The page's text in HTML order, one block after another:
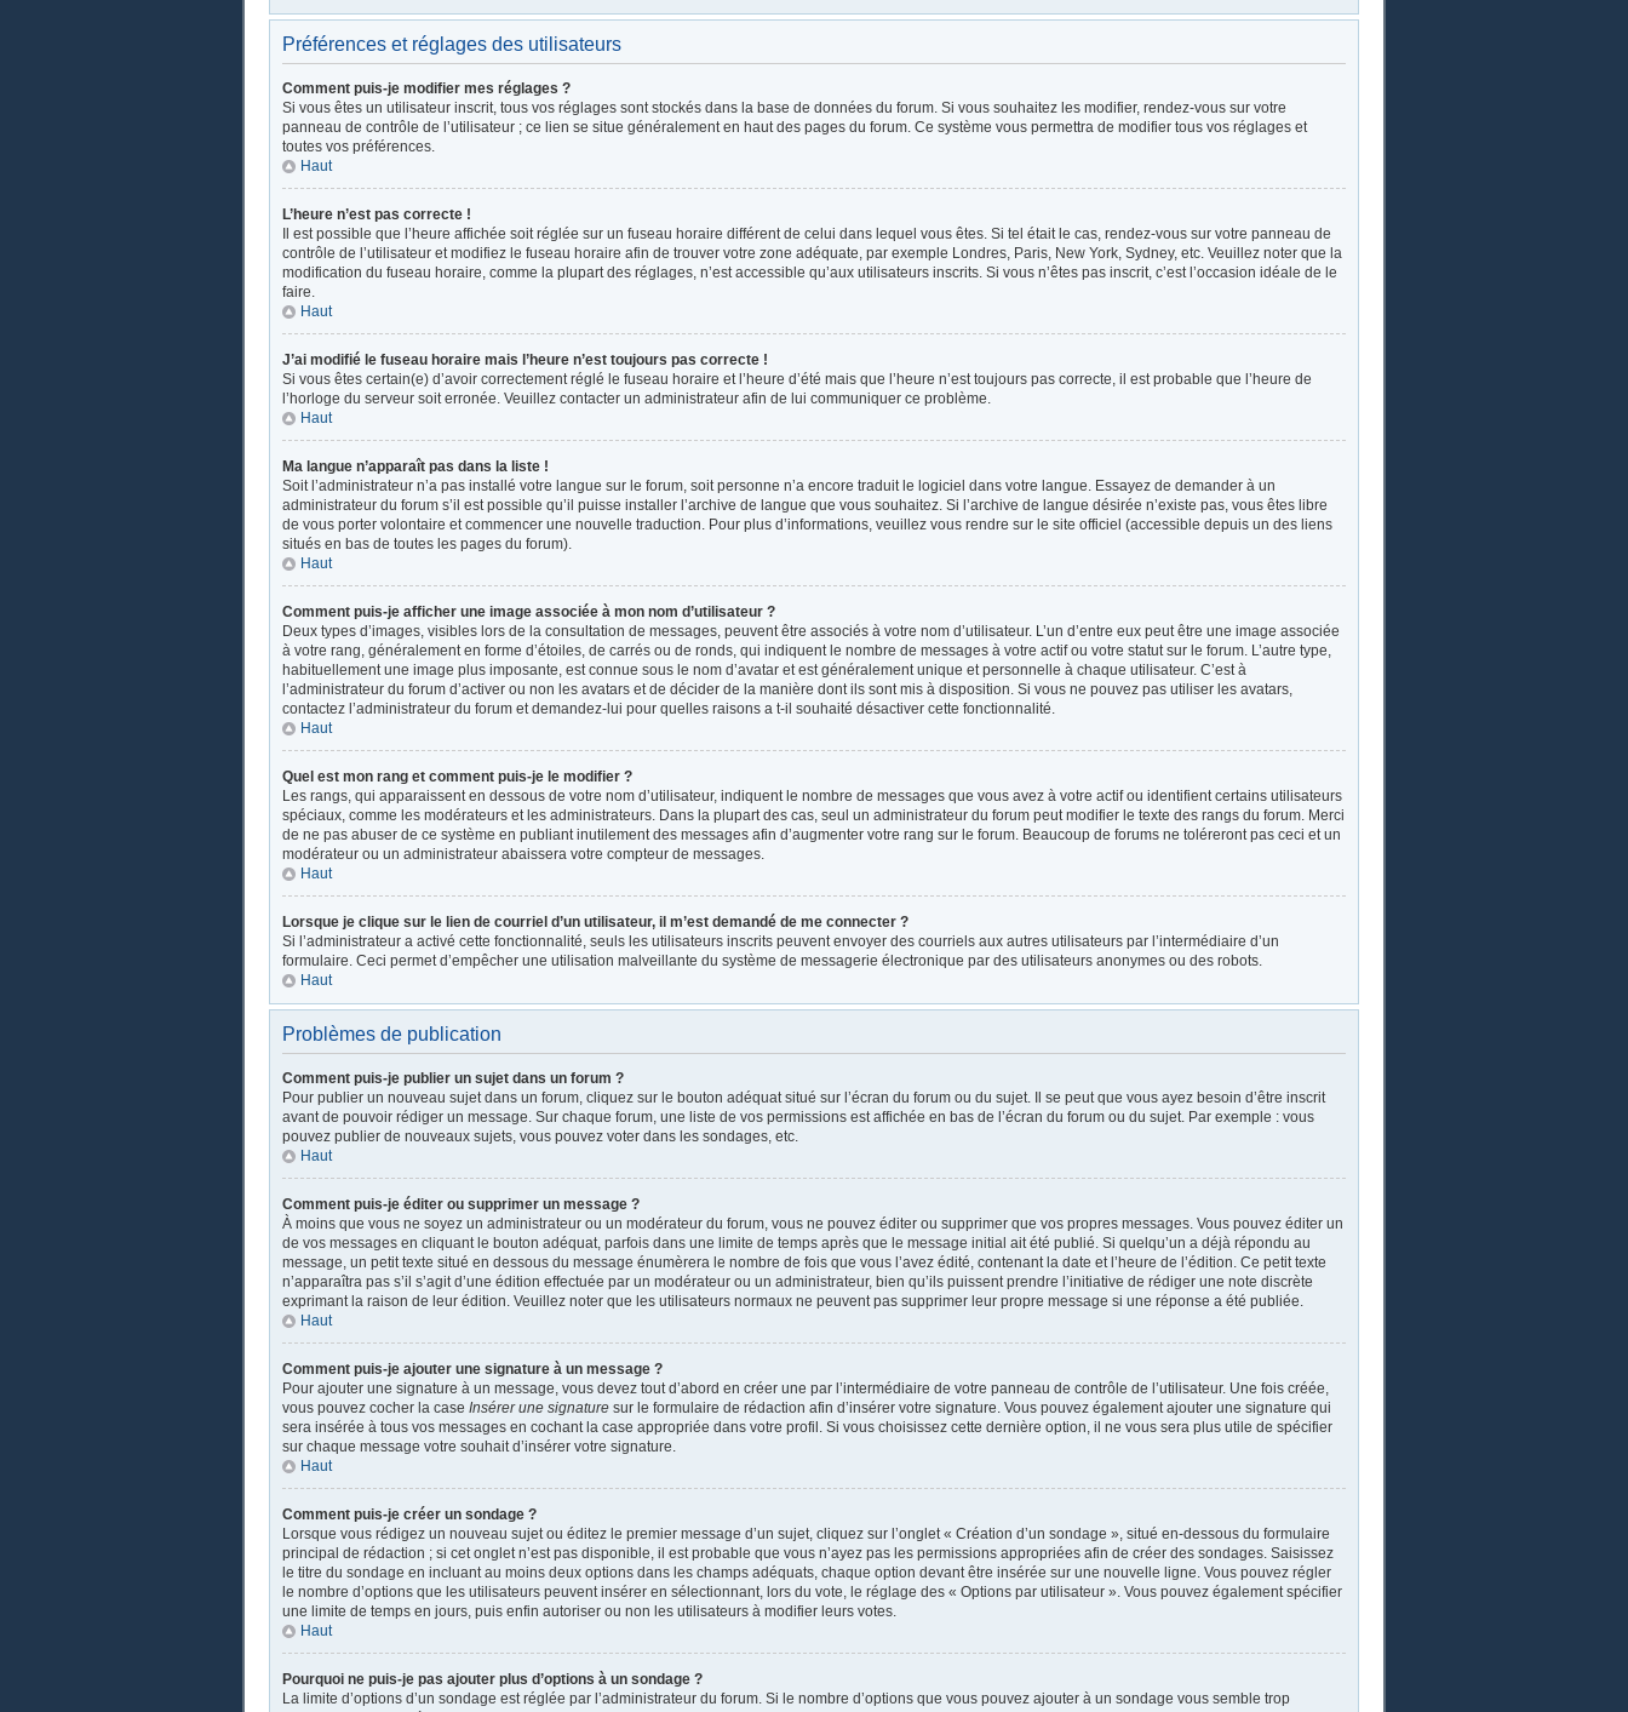
Préférences et réglages des utilisateurs
Comment puis-je modifier mes réglages ?
Si vous êtes un utilisateur inscrit, tous vos réglages sont stockés dans la base de données du forum. Si vous souhaitez les modifier, rendez-vous sur votre
panneau de contrôle de l’utilisateur ; ce lien se situe généralement en haut des pages du forum. Ce système vous permettra de modifier tous vos réglages et
toutes vos préférences.
Haut
L’heure n’est pas correcte !
Il est possible que l’heure affichée soit réglée sur un fuseau horaire différent de celui dans lequel vous êtes. Si tel était le cas, rendez-vous sur votre panneau de
contrôle de l’utilisateur et modifiez le fuseau horaire afin de trouver votre zone adéquate, par exemple Londres, Paris, New York, Sydney, etc. Veuillez noter que la
modification du fuseau horaire, comme la plupart des réglages, n’est accessible qu’aux utilisateurs inscrits. Si vous n’êtes pas inscrit, c’est l’occasion idéale de le
faire.
Haut
J’ai modifié le fuseau horaire mais l’heure n’est toujours pas correcte !
Si vous êtes certain(e) d’avoir correctement réglé le fuseau horaire et l’heure d’été mais que l’heure n’est toujours pas correcte, il est probable que l’heure de
l’horloge du serveur soit erronée. Veuillez contacter un administrateur afin de lui communiquer ce problème.
Haut
Ma langue n’apparaît pas dans la liste !
Soit l’administrateur n’a pas installé votre langue sur le forum, soit personne n’a encore traduit le logiciel dans votre langue. Essayez de demander à un
administrateur du forum s’il est possible qu’il puisse installer l’archive de langue que vous souhaitez. Si l’archive de langue désirée n’existe pas, vous êtes libre
de vous porter volontaire et commencer une nouvelle traduction. Pour plus d’informations, veuillez vous rendre sur le site officiel (accessible depuis un des liens
situés en bas de toutes les pages du forum).
Haut
Comment puis-je afficher une image associée à mon nom d’utilisateur ?
Deux types d’images, visibles lors de la consultation de messages, peuvent être associés à votre nom d’utilisateur. L’un d’entre eux peut être une image associée
à votre rang, généralement en forme d’étoiles, de carrés ou de ronds, qui indiquent le nombre de messages à votre actif ou votre statut sur le forum. L’autre type,
habituellement une image plus imposante, est connue sous le nom d’avatar et est généralement unique et personnelle à chaque utilisateur. C’est à
l’administrateur du forum d’activer ou non les avatars et de décider de la manière dont ils sont mis à disposition. Si vous ne pouvez pas utiliser les avatars,
contactez l’administrateur du forum et demandez-lui pour quelles raisons a t-il souhaité désactiver cette fonctionnalité.
Haut
Quel est mon rang et comment puis-je le modifier ?
Les rangs, qui apparaissent en dessous de votre nom d’utilisateur, indiquent le nombre de messages que vous avez à votre actif ou identifient certains utilisateurs
spéciaux, comme les modérateurs et les administrateurs. Dans la plupart des cas, seul un administrateur du forum peut modifier le texte des rangs du forum. Merci
de ne pas abuser de ce système en publiant inutilement des messages afin d’augmenter votre rang sur le forum. Beaucoup de forums ne toléreront pas ceci et un
modérateur ou un administrateur abaissera votre compteur de messages.
Haut
Lorsque je clique sur le lien de courriel d’un utilisateur, il m’est demandé de me connecter ?
Si l’administrateur a activé cette fonctionnalité, seuls les utilisateurs inscrits peuvent envoyer des courriels aux autres utilisateurs par l’intermédiaire d’un
formulaire. Ceci permet d’empêcher une utilisation malveillante du système de messagerie électronique par des utilisateurs anonymes ou des robots.
Haut
Problèmes de publication
Comment puis-je publier un sujet dans un forum ?
Pour publier un nouveau sujet dans un forum, cliquez sur le bouton adéquat situé sur l’écran du forum ou du sujet. Il se peut que vous ayez besoin d’être inscrit
avant de pouvoir rédiger un message. Sur chaque forum, une liste de vos permissions est affichée en bas de l’écran du forum ou du sujet. Par exemple : vous
pouvez publier de nouveaux sujets, vous pouvez voter dans les sondages, etc.
Haut
Comment puis-je éditer ou supprimer un message ?
À moins que vous ne soyez un administrateur ou un modérateur du forum, vous ne pouvez éditer ou supprimer que vos propres messages. Vous pouvez éditer un
de vos messages en cliquant le bouton adéquat, parfois dans une limite de temps après que le message initial ait été publié. Si quelqu’un a déjà répondu au
message, un petit texte situé en dessous du message énumèrera le nombre de fois que vous l’avez édité, contenant la date et l’heure de l’édition. Ce petit texte
n’apparaîtra pas s’il s’agit d’une édition effectuée par un modérateur ou un administrateur, bien qu’ils puissent prendre l’initiative de rédiger une note discrète
exprimant la raison de leur édition. Veuillez noter que les utilisateurs normaux ne peuvent pas supprimer leur propre message si une réponse a été publiée.
Haut
Comment puis-je ajouter une signature à un message ?
Pour ajouter une signature à un message, vous devez tout d’abord en créer une par l’intermédiaire de votre panneau de contrôle de l’utilisateur. Une fois créée,
vous pouvez cocher la case Insérer une signature sur le formulaire de rédaction afin d’insérer votre signature. Vous pouvez également ajouter une signature qui
sera insérée à tous vos messages en cochant la case appropriée dans votre profil. Si vous choisissez cette dernière option, il ne vous sera plus utile de spécifier
sur chaque message votre souhait d’insérer votre signature.
Haut
Comment puis-je créer un sondage ?
Lorsque vous rédigez un nouveau sujet ou éditez le premier message d’un sujet, cliquez sur l’onglet « Création d’un sondage », situé en-dessous du formulaire
principal de rédaction ; si cet onglet n’est pas disponible, il est probable que vous n’ayez pas les permissions appropriées afin de créer des sondages. Saisissez
le titre du sondage en incluant au moins deux options dans les champs adéquats, chaque option devant être insérée sur une nouvelle ligne. Vous pouvez régler
le nombre d’options que les utilisateurs peuvent insérer en sélectionnant, lors du vote, le réglage des « Options par utilisateur ». Vous pouvez également spécifier
une limite de temps en jours, puis enfin autoriser ou non les utilisateurs à modifier leurs votes.
Haut
Pourquoi ne puis-je pas ajouter plus d’options à un sondage ?
La limite d’options d’un sondage est réglée par l’administrateur du forum. Si le nombre d’options que vous pouvez ajouter à un sondage vous semble trop